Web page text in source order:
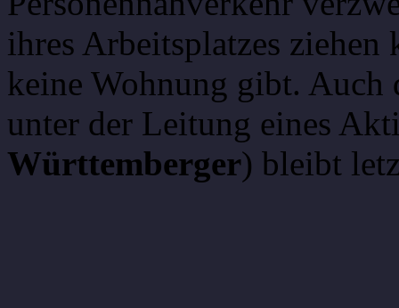
ihres Arbeitsplatzes
keine Wohnung gibt.
unter der Leitung eines
Württemberger) bleibt